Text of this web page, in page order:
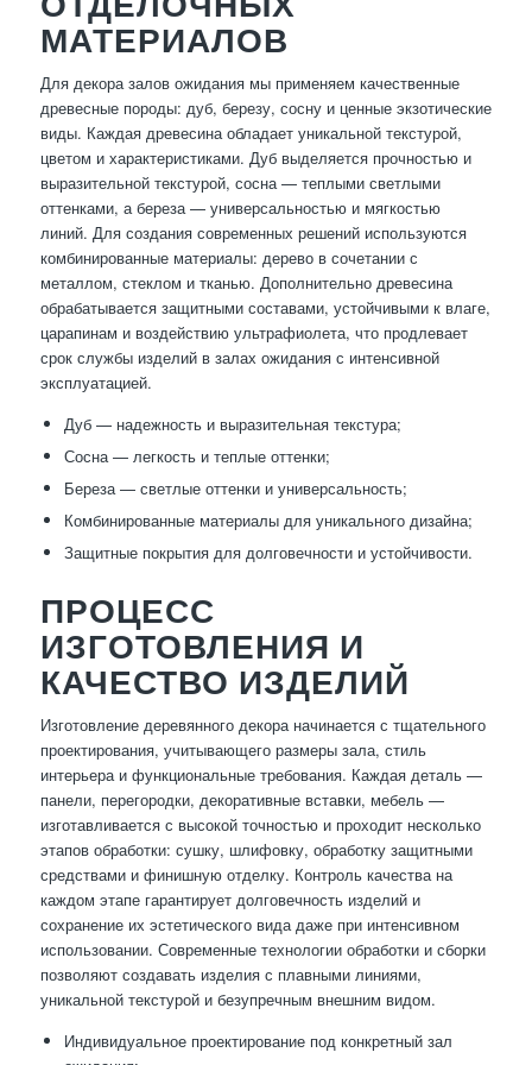
МАТЕРИАЛОВ
Для декора залов ожидания мы применяем качественные
древесные породы: дуб, березу, сосну и ценные экзотические
виды. Каждая древесина обладает уникальной текстурой,
цветом и характеристиками. Дуб выделяется прочностью и
выразительной текстурой, сосна — теплыми светлыми
оттенками, а береза — универсальностью и мягкостью
линий. Для создания современных решений используются
комбинированные материалы: дерево в сочетании с
металлом, стеклом и тканью. Дополнительно древесина
обрабатывается защитными составами, устойчивыми к влаге,
царапинам и воздействию ультрафиолета, что продлевает
срок службы изделий в залах ожидания с интенсивной
эксплуатацией.
Дуб — надежность и выразительная текстура;
Сосна — легкость и теплые оттенки;
Береза — светлые оттенки и универсальность;
Комбинированные материалы для уникального дизайна;
Защитные покрытия для долговечности и устойчивости.
ПРОЦЕСС
ИЗГОТОВЛЕНИЯ И
КАЧЕСТВО ИЗДЕЛИЙ
Изготовление деревянного декора начинается с тщательного
проектирования, учитывающего размеры зала, стиль
интерьера и функциональные требования. Каждая деталь —
панели, перегородки, декоративные вставки, мебель —
изготавливается с высокой точностью и проходит несколько
этапов обработки: сушку, шлифовку, обработку защитными
средствами и финишную отделку. Контроль качества на
каждом этапе гарантирует долговечность изделий и
сохранение их эстетического вида даже при интенсивном
использовании. Современные технологии обработки и сборки
позволяют создавать изделия с плавными линиями,
уникальной текстурой и безупречным внешним видом.
Индивидуальное проектирование под конкретный зал